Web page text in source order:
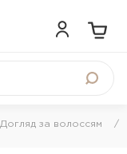
Догляд за волоссям